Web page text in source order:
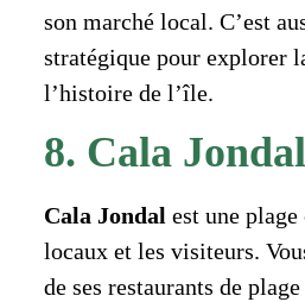
son marché local. C’est
stratégique pour explorer
l’histoire de l’île.
8. Cala
Cala Jondal est une
locaux et les visiteurs.
de ses restaurants de